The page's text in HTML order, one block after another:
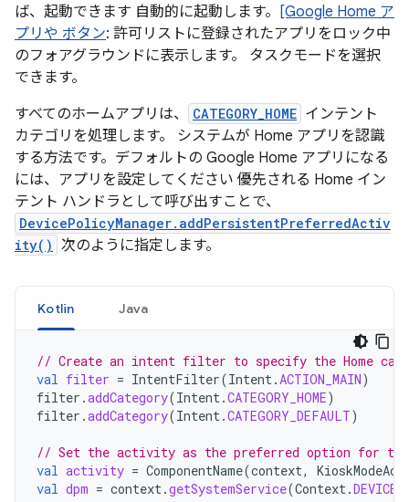
ば、起動できます 自動的に起動します。
[Google Home ア
プリや ボタン: 許可リストに登録されたアプリをロック中
のフォアグラウンドに表示します。 タスクモードを選択
できます。
すべてのホームアプリは、
CATEGORY_HOME インテント
カテゴリを処理します。 システムが Home アプリを認識
する方法です。デフォルトの Google Home アプリになる
には、アプリを設定してください 優先される Home イン
テント ハンドラとして呼び出すことで、
DevicePolicyManager.addPersistentPreferredActiv
ity() 次のように指定します。
Kotlin Java
// Create an intent filter to specify the Home
val filter = IntentFilter(Intent.ACTION_MAIN)
filter .addCategory(Intent.CATEGORY_HOME)
filter .addCategory(Intent.CATEGORY_DEFAULT)
// Set the activity as the preferred option for
val activity = ComponentName(context,
val dpm = context.getSystemService(Context.